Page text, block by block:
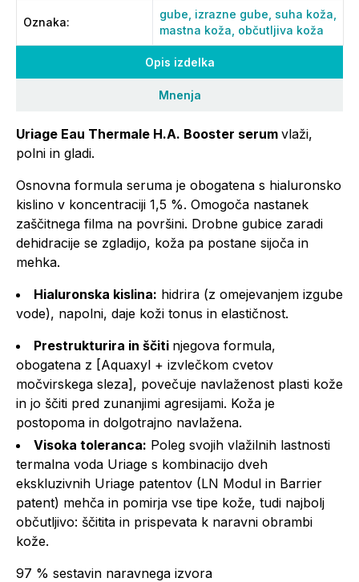
Opis izdelka
Mnenja
Uriage Eau Thermale H.A. Booster serum vlaži,
polni in gladi.
Osnovna formula seruma je obogatena s hialuronsko
kislino v koncentraciji 1,5 %. Omogoča nastanek
zaščitnega filma na površini. Drobne gubice zaradi
dehidracije se zgladijo, koža pa postane sijoča in
mehka.
Hialuronska kislina: hidrira (z omejevanjem izgube
vode), napolni, daje koži tonus in elastičnost.
Prestrukturira in ščiti njegova formula,
obogatena z [Aquaxyl + izvlečkom cvetov
močvirskega sleza], povečuje navlaženost plasti kože
in jo ščiti pred zunanjimi agresijami. Koža je
postopoma in dolgotrajno navlažena.
Visoka toleranca: Poleg svojih vlažilnih lastnosti
termalna voda Uriage s kombinacijo dveh
ekskluzivnih Uriage patentov (LN Modul in Barrier
patent) mehča in pomirja vse tipe kože, tudi najbolj
občutljivo: ščitita in prispevata k naravni obrambi
kože.
97 % sestavin naravnega izvora
Oznaka:
gube, izrazne gube, suha koža,
mastna koža, občutljiva koža